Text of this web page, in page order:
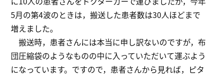
5月の第4波のときは，搬送した患者数は30人ほどまで
増えました。
搬送時，患者さんには本当に申し訳ないのですが，布
団圧縮袋のようなものの中に入っていただいて運ぶよう
になっています。ですので，患者さんから見れば，ピタ